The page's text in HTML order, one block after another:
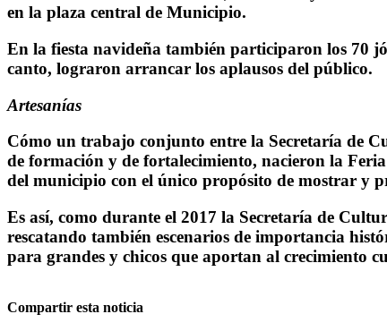
en la plaza central de Municipio.
En la fiesta navideña también participaron los 70
canto, lograron arrancar los aplausos del público.
Artesanías
Cómo un trabajo conjunto entre la Secretaría de
de formación y de fortalecimiento, nacieron la
del municipio con el único propósito de mostrar y
Es así, como durante el 2017 la Secretaría de
rescatando también escenarios de importancia
para grandes y chicos que aportan al crecimiento
Compartir esta noticia